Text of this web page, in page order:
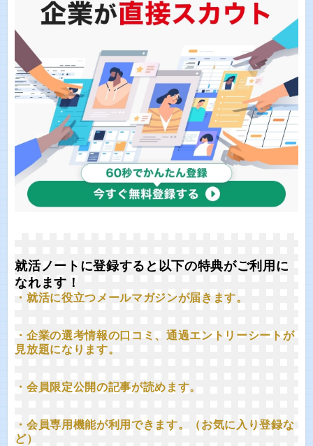
就活ノートに登録すると以下の特典がご利用に
なれます！
・就活に役立つメールマガジンが届きます。
・企業の選考情報の口コミ、通過エントリーシートが
見放題になります。
・会員限定公開の記事が読めます。
・会員専用機能が利用できます。（お気に入り登録な
ど）